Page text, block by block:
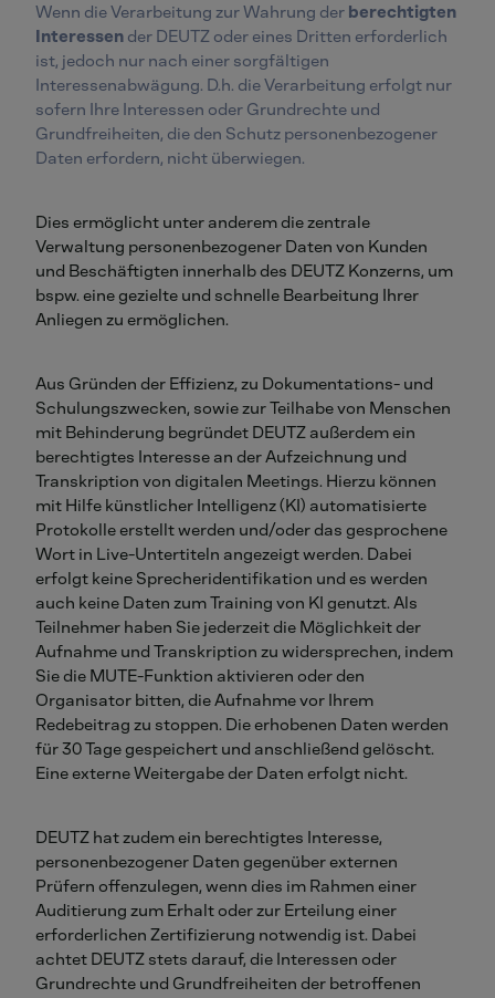
Wenn die Verarbeitung zur Wahrung der berechtigten
Interessen der DEUTZ oder eines Dritten erforderlich
ist, jedoch nur nach einer sorgfältigen
Interessenabwägung. D.h. die Verarbeitung erfolgt nur
sofern Ihre Interessen oder Grundrechte und
Grundfreiheiten, die den Schutz personenbezogener
Daten erfordern, nicht überwiegen.
Dies ermöglicht unter anderem die zentrale
Verwaltung personenbezogener Daten von Kunden
und Beschäftigten innerhalb des DEUTZ Konzerns, um
bspw. eine gezielte und schnelle Bearbeitung Ihrer
Anliegen zu ermöglichen.
Aus Gründen der Effizienz, zu Dokumentations- und
Schulungszwecken, sowie zur Teilhabe von Menschen
mit Behinderung begründet DEUTZ außerdem ein
berechtigtes Interesse an der Aufzeichnung und
Transkription von digitalen Meetings. Hierzu können
mit Hilfe künstlicher Intelligenz (KI) automatisierte
Protokolle erstellt werden und/oder das gesprochene
Wort in Live-Untertiteln angezeigt werden. Dabei
erfolgt keine Sprecheridentifikation und es werden
auch keine Daten zum Training von KI genutzt. Als
Teilnehmer haben Sie jederzeit die Möglichkeit der
Aufnahme und Transkription zu widersprechen, indem
Sie die MUTE-Funktion aktivieren oder den
Organisator bitten, die Aufnahme vor Ihrem
Redebeitrag zu stoppen. Die erhobenen Daten werden
für 30 Tage gespeichert und anschließend gelöscht.
Eine externe Weitergabe der Daten erfolgt nicht.
DEUTZ hat zudem ein berechtigtes Interesse,
personenbezogener Daten gegenüber externen
Prüfern offenzulegen, wenn dies im Rahmen einer
Auditierung zum Erhalt oder zur Erteilung einer
erforderlichen Zertifizierung notwendig ist. Dabei
achtet DEUTZ stets darauf, die Interessen oder
Grundrechte und Grundfreiheiten der betroffenen